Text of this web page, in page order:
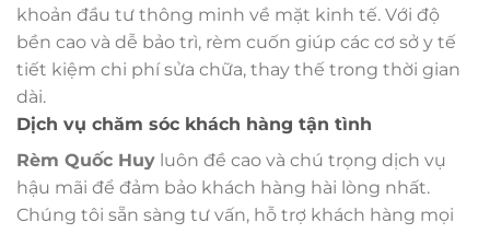
khoản đầu tư thông minh về mặt kinh tế. Với độ
bền cao và dễ bảo trì, rèm cuốn giúp các cơ sở y tế
tiết kiệm chi phí sửa chữa, thay thế trong thời gian
dài.
Dịch vụ chăm sóc khách hàng tận tình
Rèm Quốc Huy luôn đề cao và chú trọng dịch vụ
hậu mãi để đảm bảo khách hàng hài lòng nhất.
Chúng tôi sẵn sàng tư vấn, hỗ trợ khách hàng mọi